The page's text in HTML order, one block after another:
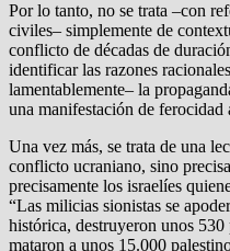
Por lo tanto, no se trata –con
civiles– simplemente de
conflicto de décadas de
identificar las razones
lamentablemente– la
una manifestación de ferocidad
Una vez más, se trata de una
conflicto ucraniano, sino
precisamente los israelíes
“Las milicias sionistas se
histórica, destruyeron unos
mataron a unos 15.000